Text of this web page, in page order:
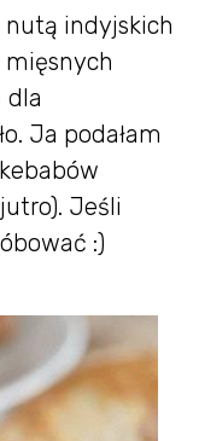
nutą indyjskich
dla
Ja podałam
Jeśli
:)